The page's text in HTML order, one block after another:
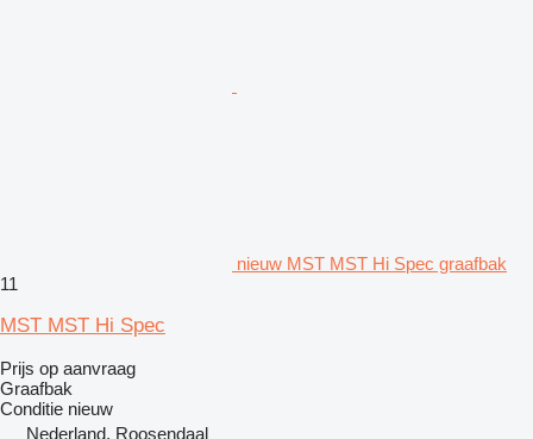
nieuw MST MST Hi Spec graafbak
11
MST MST Hi Spec
Prijs op aanvraag
Graafbak
Conditie nieuw
Nederland, Roosendaal